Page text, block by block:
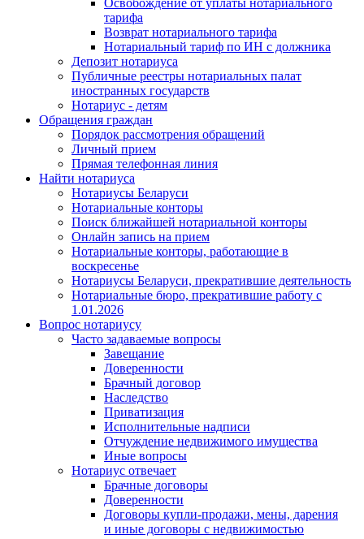
тарифа
Возврат нотариального тарифа
Нотариальный тариф по ИН с должника
Депозит нотариуса
Публичные реестры нотариальных палат
иностранных государств
Нотариус - детям
Обращения граждан
Порядок рассмотрения обращений
Личный прием
Прямая телефонная линия
Найти нотариуса
Нотариусы Беларуси
Нотариальные конторы
Поиск ближайшей нотариальной конторы
Онлайн запись на прием
Нотариальные конторы, работающие в
воскресенье
Нотариусы Беларуси, прекратившие деятельность
Нотариальные бюро, прекратившие работу с
1.01.2026
Вопрос нотариусу
Часто задаваемые вопросы
Завещание
Доверенности
Брачный договор
Наследство
Приватизация
Исполнительные надписи
Отчуждение недвижимого имущества
Иные вопросы
Нотариус отвечает
Брачные договоры
Доверенности
Договоры купли-продажи, мены, дарения
и иные договоры с недвижимостью